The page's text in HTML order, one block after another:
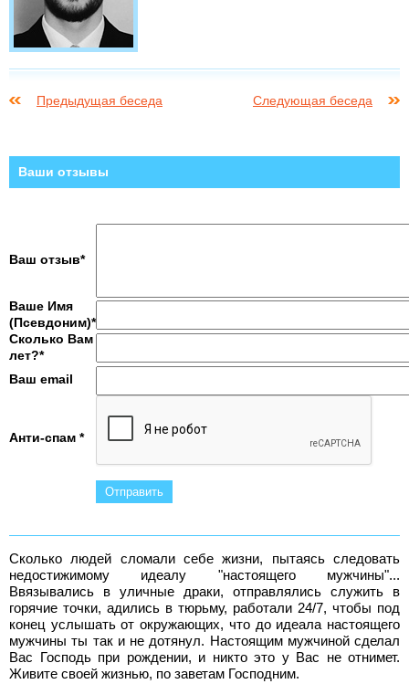
Предыдущая беседа Следующая беседа
Ваши отзывы
Ваш отзыв*
Ваше Имя
(Псевдоним)*
Сколько Вам
лет?*
Ваш email
Анти-спам *
Сколько людей сломали себе жизни, пытаясь следовать
недостижимому идеалу "настоящего мужчины"...
Ввязывались в уличные драки, отправлялись служить в
горячие точки, адились в тюрьму, работали 24/7, чтобы под
конец услышать от окружающих, что до идеала настоящего
мужчины ты так и не дотянул. Настоящим мужчиной сделал
Вас Господь при рождении, и никто это у Вас не отнимет.
Живите своей жизнью, по заветам Господним.